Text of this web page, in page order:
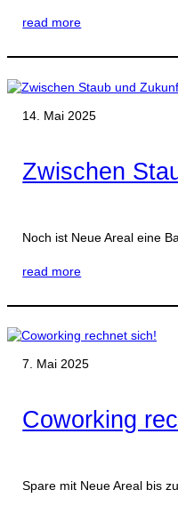
read more
14. Mai 2025
Zwischen
Noch ist Neue Areal eine
read more
7. Mai 2025
Coworking
Spare mit Neue Areal bis